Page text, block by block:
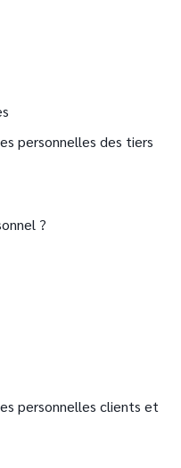
personnelles des tiers
?
personnelles clients et